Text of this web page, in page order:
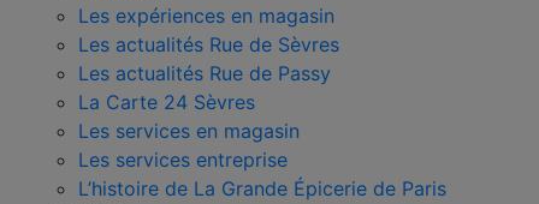
Les expériences en magasin
Les actualités Rue de Sèvres
Les actualités Rue de Passy
La Carte 24 Sèvres
Les services en magasin
Les services entreprise
L’histoire de La Grande Épicerie de Paris